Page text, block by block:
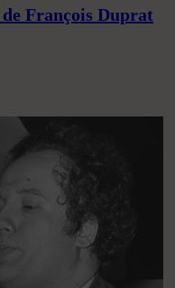
de François Duprat